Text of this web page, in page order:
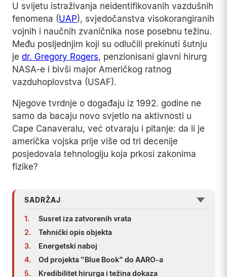
U svijetu istraživanja neidentifikovanih vazdušnih
fenomena (UAP), svjedočanstva visokorangiranih
vojnih i naučnih zvaničnika nose posebnu težinu.
Među posljednjim koji su odlučili prekinuti šutnju
je dr. Gregory Rogers, penzionisani glavni hirurg
NASA-e i bivši major Američkog ratnog
vazduhoplovstva (USAF).
Njegove tvrdnje o događaju iz 1992. godine ne
samo da bacaju novo svjetlo na aktivnosti u
Cape Canaveralu, već otvaraju i pitanje: da li je
američka vojska prije više od tri decenije
posjedovala tehnologiju koja prkosi zakonima
fizike?
SADRŽAJ
1.
Susret iza zatvorenih vrata
2.
Tehnički opis objekta
3.
Energetski naboj
4.
Od projekta "Blue Book" do AARO-a
5.
Kredibilitet hirurga i težina dokaza